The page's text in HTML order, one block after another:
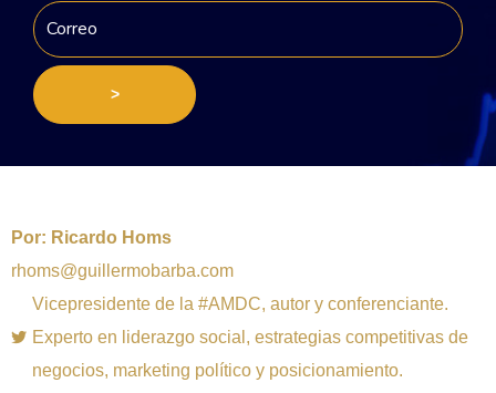
>
Por: Ricardo Homs
rhoms@guillermobarba.com
Vicepresidente de la #AMDC, autor y conferenciante.
Experto en liderazgo social, estrategias competitivas de
negocios, marketing político y posicionamiento.